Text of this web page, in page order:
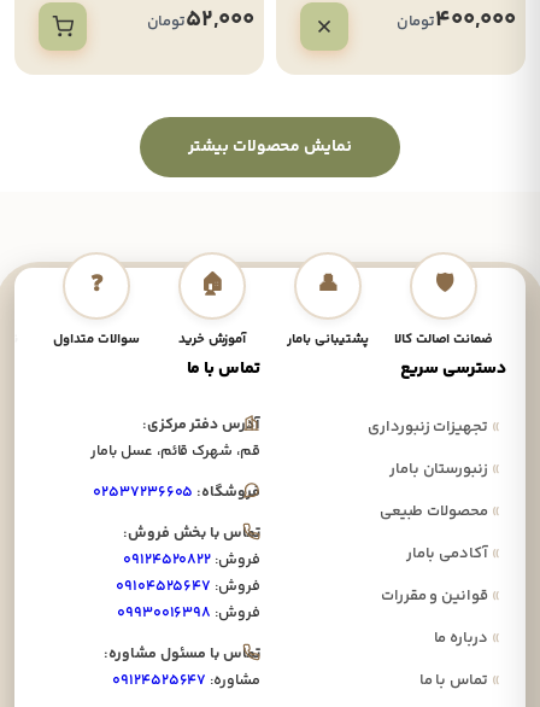
400,000تومان 52,000تومان
نمایش محصولات بیشتر
🛡️
ضمانت اصالت کالا
👤
پشتیبانی بامار
🏠
آموزش خرید
❓
سوالات متداول
دسترسی سریع
»تجهیزات زنبورداری
»زنبورستان بامار
»محصولات طبیعی
»آکادمی بامار
»قوانین و مقررات
»درباره ما
»تماس با ما
تماس با ما
آدرس دفتر مرکزی:
قم، شهرک قائم، عسل بامار
فروشگاه: ۰۲۵۳۷۲۳۶۶۰۵
تماس با بخش فروش:
فروش: ۰۹۱۲۴۵۲۰۸۲۲
فروش: ۰۹۱۰۴۵۲۵۶۴۷
فروش: ۰۹۹۳۰۰۱۶۳۹۸
تماس با مسئول مشاوره:
مشاوره: ۰۹۱۲۴۵۲۵۶۴۷